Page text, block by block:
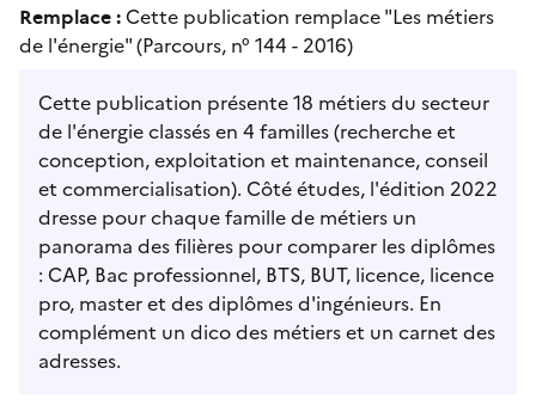
Remplace : Cette publication remplace "Les métiers
de l'énergie" (Parcours, n° 144 - 2016)
Cette publication présente 18 métiers du secteur
de l'énergie classés en 4 familles (recherche et
conception, exploitation et maintenance, conseil
et commercialisation). Côté études, l'édition 2022
dresse pour chaque famille de métiers un
panorama des filières pour comparer les diplômes
: CAP, Bac professionnel, BTS, BUT, licence, licence
pro, master et des diplômes d'ingénieurs. En
complément un dico des métiers et un carnet des
adresses.